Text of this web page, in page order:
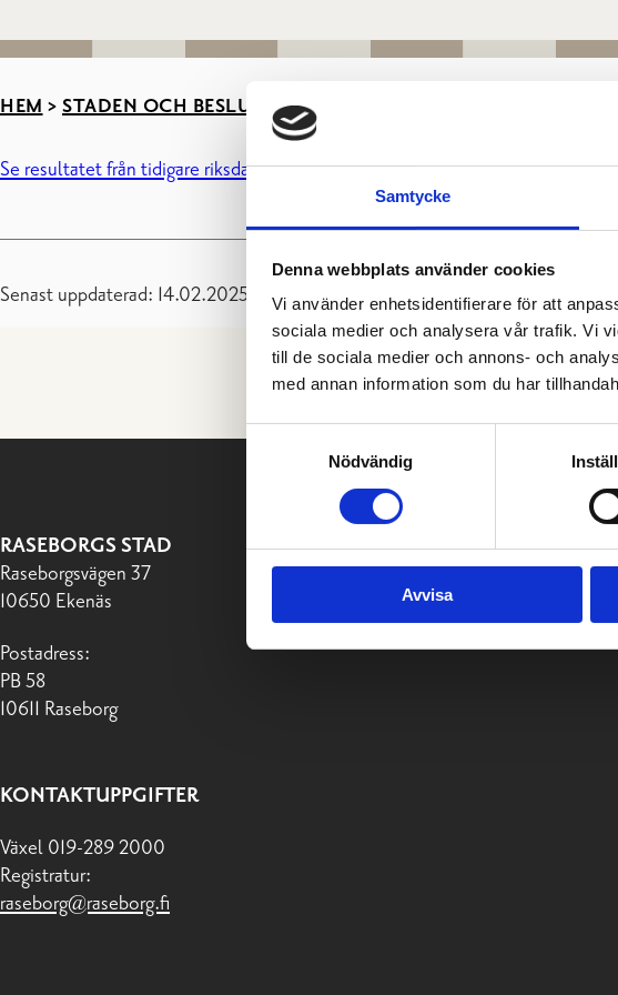
Samtycke
Denna webbplats använder cookies
Vi använder enhetsidentifierare för att
sociala medier och analysera vår trafik. Vi
till de sociala medier och annons- och
med annan information som du har
Samtyckesval
Nödvändig
Avvisa
HEM > STADEN OCH BESLUTSFATTANDE
Se resultatet från tidigare riksdagsval
Senast uppdaterad: 14.02.2025
RASEBORGS STAD
Raseborgsvägen 37
10650 Ekenäs
Postadress:
PB 58
10611 Raseborg
KONTAKTUPPGIFTER
Växel 019-289 2000
Registratur:
raseborg@raseborg.fi